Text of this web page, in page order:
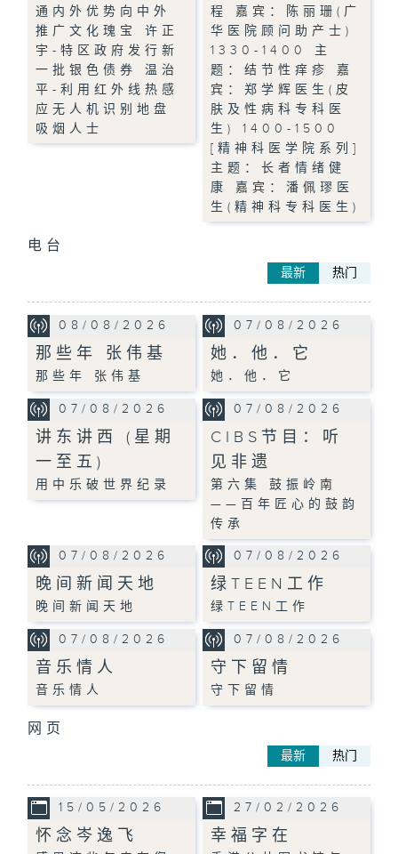
通内外优势向中外
推广文化瑰宝 许正
宇-特区政府发行新
一批银色债券 温治
平-利用红外线热感
应无人机识别地盘
吸烟人士
程 嘉宾：陈丽珊(广
华医院顾问助产士)
1330-1400 主
题：结节性痒疹 嘉
宾：郑学辉医生(皮
肤及性病科专科医
生) 1400-1500
[精神科医学院系列]
主题：长者情绪健
康 嘉宾：潘佩璆医
生(精神科专科医生)
电台
最新 热门
08/08/2026
那些年 张伟基
那些年 张伟基
07/08/2026
她．他．它
她．他．它
07/08/2026
讲东讲西 (星期
一至五)
用中乐破世界纪录
07/08/2026
CIBS节目：听
见非遗
第六集 鼓振岭南
——百年匠心的鼓韵
传承
07/08/2026
晚间新闻天地
晚间新闻天地
07/08/2026
绿TEEN工作
绿TEEN工作
07/08/2026
音乐情人
音乐情人
07/08/2026
守下留情
守下留情
网页
最新 热门
15/05/2026
怀念岑逸飞
27/02/2026
幸福字在